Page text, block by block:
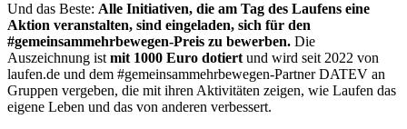
Und das Beste: Alle Initiativen, die am Tag des Laufens eine
Aktion veranstalten, sind eingeladen, sich für den
#gemeinsammehrbewegen-Preis zu bewerben. Die
Auszeichnung ist mit 1000 Euro dotiert und wird seit 2022 von
laufen.de und dem #gemeinsammehrbewegen-Partner DATEV an
Gruppen vergeben, die mit ihren Aktivitäten zeigen, wie Laufen das
eigene Leben und das von anderen verbessert.